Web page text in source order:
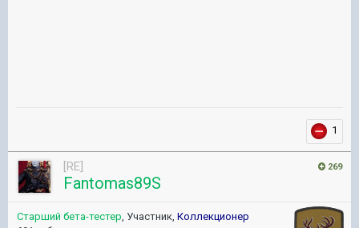
1
269
[RE]
Fantomas89S
Старший бета-тестер, Участник, Коллекционер